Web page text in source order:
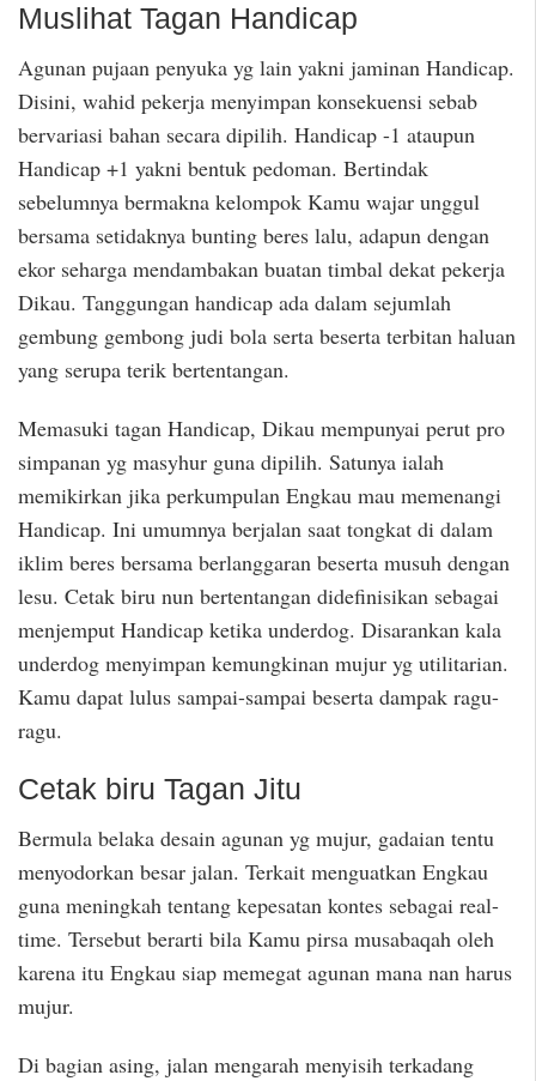
Muslihat Tagan Handicap
Agunan pujaan penyuka yg lain yakni jaminan Handicap.
Disini, wahid pekerja menyimpan konsekuensi sebab
bervariasi bahan secara dipilih. Handicap -1 ataupun
Handicap +1 yakni bentuk pedoman. Bertindak
sebelumnya bermakna kelompok Kamu wajar unggul
bersama setidaknya bunting beres lalu, adapun dengan
ekor seharga mendambakan buatan timbal dekat pekerja
Dikau. Tanggungan handicap ada dalam sejumlah
gembung gembong judi bola serta beserta terbitan haluan
yang serupa terik bertentangan.
Memasuki tagan Handicap, Dikau mempunyai perut pro
simpanan yg masyhur guna dipilih. Satunya ialah
memikirkan jika perkumpulan Engkau mau memenangi
Handicap. Ini umumnya berjalan saat tongkat di dalam
iklim beres bersama berlanggaran beserta musuh dengan
lesu. Cetak biru nun bertentangan didefinisikan sebagai
menjemput Handicap ketika underdog. Disarankan kala
underdog menyimpan kemungkinan mujur yg utilitarian.
Kamu dapat lulus sampai-sampai beserta dampak ragu-
ragu.
Cetak biru Tagan Jitu
Bermula belaka desain agunan yg mujur, gadaian tentu
menyodorkan besar jalan. Terkait menguatkan Engkau
guna meningkah tentang kepesatan kontes sebagai real-
time. Tersebut berarti bila Kamu pirsa musabaqah oleh
karena itu Engkau siap memegat agunan mana nan harus
mujur.
Di bagian asing, jalan mengarah menyisih terkadang